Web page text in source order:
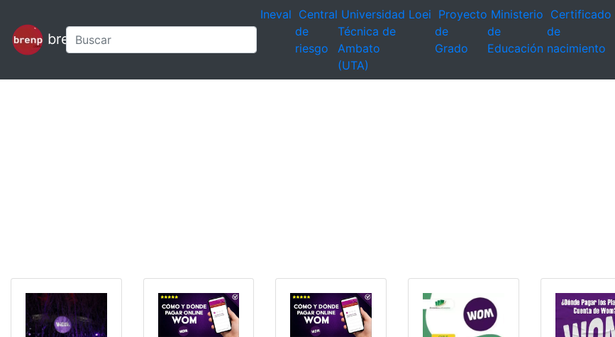
brenp
Ineval Central
de
riesgo
Universidad
Técnica de
Ambato
(UTA)
Loei Proyecto
de
Grado
Ministerio
de
Educación
Certificado
de
nacimiento